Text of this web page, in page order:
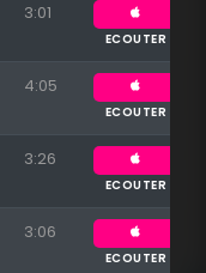
3:01
ECOUTER
4:05
ECOUTER
3:26
ECOUTER
3:06
ECOUTER